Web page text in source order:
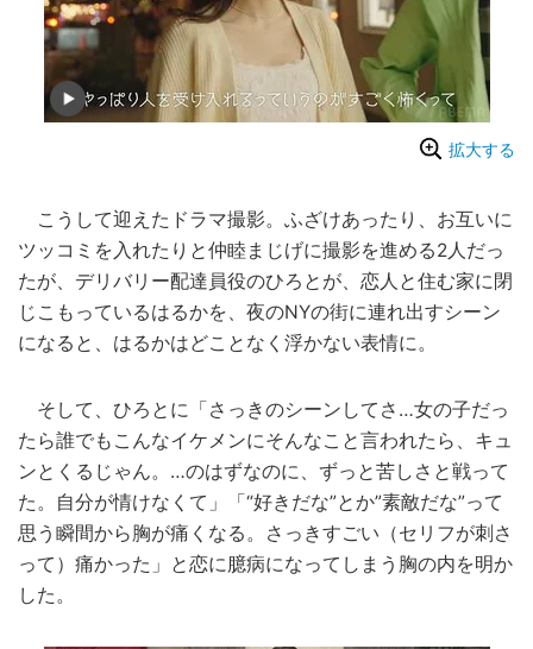
拡大する
こうして迎えたドラマ撮影。ふざけあったり、お互いに
ツッコミを入れたりと仲睦まじげに撮影を進める2人だっ
たが、デリバリー配達員役のひろとが、恋人と住む家に閉
じこもっているはるかを、夜のNYの街に連れ出すシーン
になると、はるかはどことなく浮かない表情に。
そして、ひろとに「さっきのシーンしてさ…女の子だっ
たら誰でもこんなイケメンにそんなこと言われたら、キュ
ンとくるじゃん。…のはずなのに、ずっと苦しさと戦って
た。自分が情けなくて」「“好きだな”とか”素敵だな”って
思う瞬間から胸が痛くなる。さっきすごい（セリフが刺さ
って）痛かった」と恋に臆病になってしまう胸の内を明か
した。